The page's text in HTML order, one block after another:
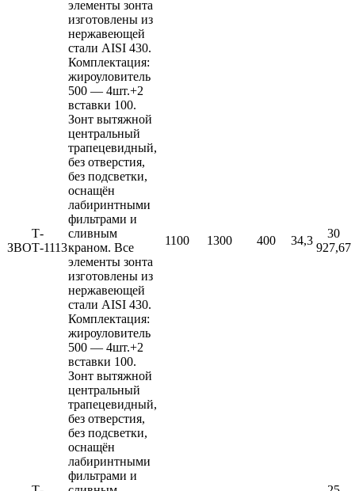
элементы зонта
изготовлены из
нержавеющей
стали AISI 430.
Комплектация:
жироуловитель
500 — 4шт.+2
вставки 100.
Т-
ЗВОТ-1113
Зонт вытяжной
центральный
трапецевидный,
без отверстия,
без подсветки,
оснащён
лабиринтными
фильтрами и
сливным
краном. Все
элементы зонта
изготовлены из
нержавеющей
стали AISI 430.
Комплектация:
жироуловитель
500 — 4шт.+2
вставки 100.
1100 1300 400 34,3
30
927,67
Зонт вытяжной
центральный
трапецевидный,
без отверстия,
без подсветки,
оснащён
лабиринтными
фильтрами и